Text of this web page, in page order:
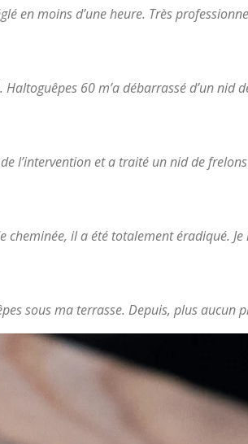
en moins d’une heure. Très
60 m’a débarrassé d’un nid
l’intervention et a traité un nid de
il a été totalement éradiqué.
sous ma terrasse. Depuis, plus aucun